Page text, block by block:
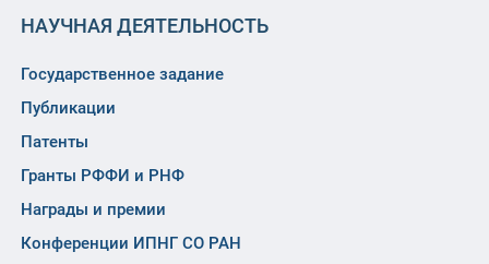
НАУЧНАЯ ДЕЯТЕЛЬНОСТЬ
Государственное задание
Публикации
Патенты
Гранты РФФИ и РНФ
Награды и премии
Конференции ИПНГ СО РАН